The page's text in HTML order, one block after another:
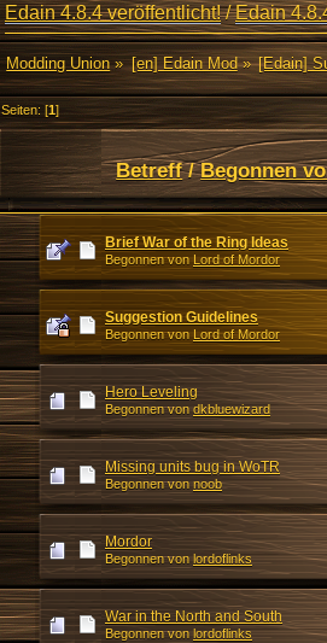
Edain 4.8.4 veröffentlicht!/Edain
Modding Union» [en] Edain Mod» [Edain]
Seiten: [1]
Betreff/Begonnen
Brief War of the Ring Ideas
Begonnen von Lord of Mordor
Suggestion Guidelines
Begonnen von Lord of Mordor
Hero Leveling
Begonnen von dkbluewizard
Missing units bug in WoTR
Begonnen von noob
Mordor
Begonnen von lordoflinks
War in the North and South
Begonnen von lordoflinks